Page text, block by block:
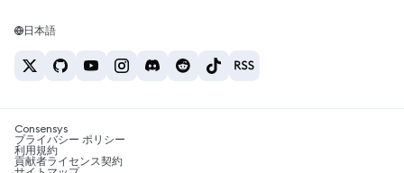
キャリア
お問い合わせ
Tetherの価格
BTC→INR
ETH→USDT
USDTの購入
SHIBの購入
BNBの購入
Solanaウォレット
税制関連ニュース
暗号資産の購入方法は？
日本語
Consensys
プライバシー ポリシー
利用規約
貢献者ライセンス契約